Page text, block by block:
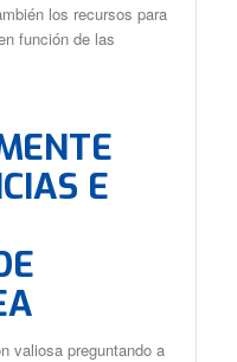
los recursos para
función de las
E
valiosa preguntando a